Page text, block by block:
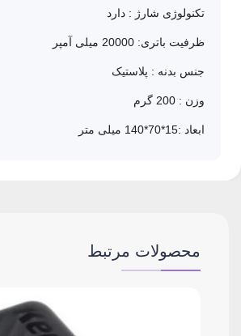
تکنولوژی شارژ : دارد
ظرفیت باتری: 20000 میلی آمپر
جنس بدنه : پلاستیک
وزن : 200 گرم
ابعاد :15*70*140 میلی متر
محصولات مرتبط